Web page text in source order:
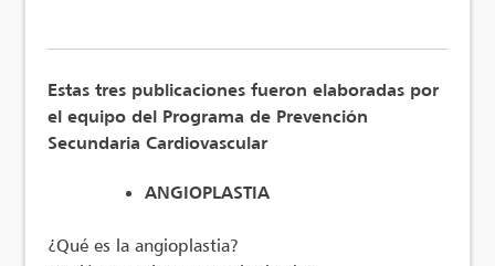
Estas tres publicaciones fueron elaboradas por
el equipo del Programa de Prevención
Secundaria Cardiovascular
ANGIOPLASTIA
¿Qué es la angioplastia?